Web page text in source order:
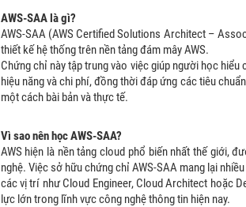
AWS-SAA là gì?
AWS-SAA (AWS Certified Solutions Architect –
thiết kế hệ thống trên nền tảng đám mây AWS.
Chứng chỉ này tập trung vào việc giúp người học
hiệu năng và chi phí, đồng thời đáp ứng các tiêu
một cách bài bản và thực tế.
Vì sao nên học AWS-SAA?
AWS hiện là nền tảng cloud phổ biến nhất thế giới,
nghệ. Việc sở hữu chứng chỉ AWS-SAA mang lại
các vị trí như Cloud Engineer, Cloud Architect hoặc
lực lớn trong lĩnh vực công nghệ thông tin hiện nay.